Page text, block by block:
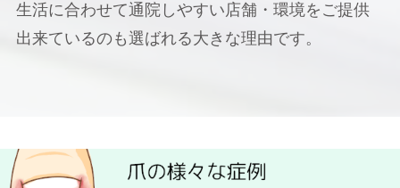
生活に合わせて通院しやすい店舗・環境をご提供
出来ているのも選ばれる大きな理由です。